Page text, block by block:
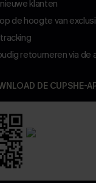
klanten
de hoogte van
retourneren via de
DE CUPSHE-